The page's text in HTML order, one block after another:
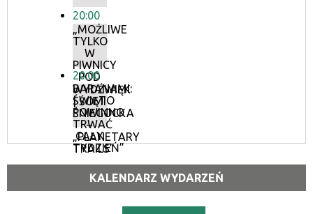
20:00
„MOŻLIWE
TYLKO
W
PIWNICY
POD
BARANAMI:
ŚWIĘTO
POWINNO
TRWAĆ
CAŁY
TYDZIEŃ”
20:00
WYDŹWIĘK
| ŚOMI
ŚNIEGOCKA
–
„PLANETARY
TRAILS”
KALENDARZ WYDARZEŃ